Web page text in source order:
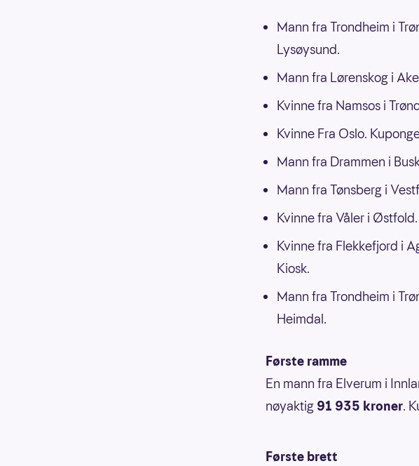
Mann fra Trondheim i
Lysøysund.
Mann fra Lørenskog i
Kvinne fra Namsos i
Kvinne Fra Oslo.
Mann fra Drammen i
Mann fra Tønsberg i
Kvinne fra Våler i
Kvinne fra Flekkefjord i
Kiosk.
Mann fra Trondheim i
Heimdal.
Første ramme
En mann fra Elverum i
nøyaktig 91 935 kroner.
Første brett